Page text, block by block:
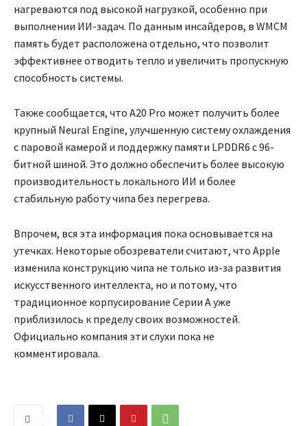
нагреваются под высокой нагрузкой, особенно при
выполнении ИИ-задач. По данным инсайдеров, в WMCM
память будет расположена отдельно, что позволит
эффективнее отводить тепло и увеличить пропускную
способность системы.
Также сообщается, что A20 Pro может получить более
крупный Neural Engine, улучшенную систему охлаждения
с паровой камерой и поддержку памяти LPDDR6 с 96-
битной шиной. Это должно обеспечить более высокую
производительность локального ИИ и более
стабильную работу чипа без перегрева.
Впрочем, вся эта информация пока основывается на
утечках. Некоторые обозреватели считают, что Apple
изменила конструкцию чипа не только из-за развития
искусственного интеллекта, но и потому, что
традиционное корпусирование Серии A уже
приблизилось к пределу своих возможностей.
Официально компания эти слухи пока не
комментировала.